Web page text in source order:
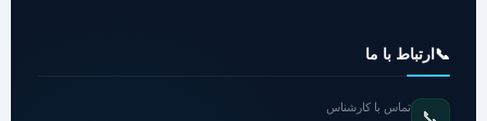
📞 ارتباط با ما
📞
تماس با کارشناس